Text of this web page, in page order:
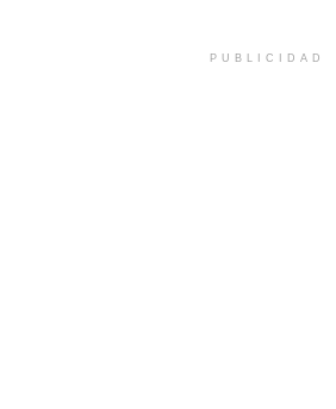
PUBLICIDAD